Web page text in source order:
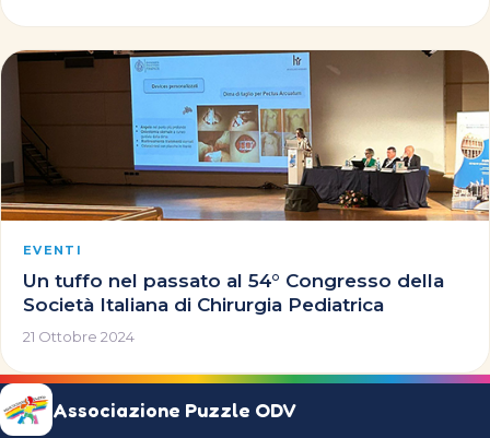
EVENTI
Un tuffo nel passato al 54° Congresso della
Società Italiana di Chirurgia Pediatrica
21 Ottobre 2024
Associazione Puzzle ODV